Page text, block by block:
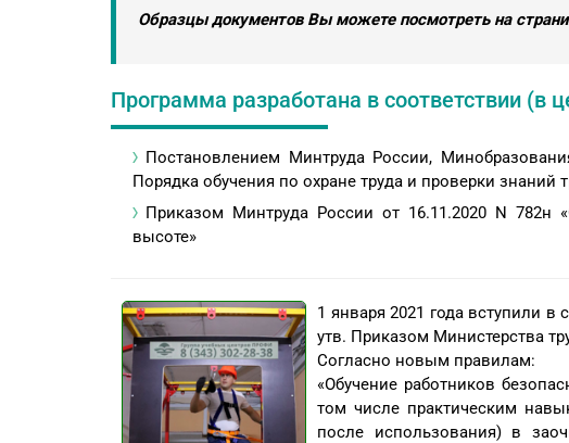
Образцы документов Вы можете посмотреть на
Программа разработана в соответствии (в
Постановлением Минтруда России,
Порядка обучения по охране труда и проверки знаний
Приказом Минтруда России от 16.11.2020 N 782н
высоте»
1 января 2021 года вступили
утв. Приказом Министерства
Согласно новым правилам:
«Обучение работников
том числе практическим
после использования) в